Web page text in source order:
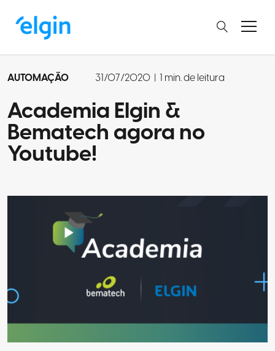
AUTOMAÇÃO 31/07/2020 | 1 min. de leitura
Academia Elgin &
Bematech agora no
Youtube!